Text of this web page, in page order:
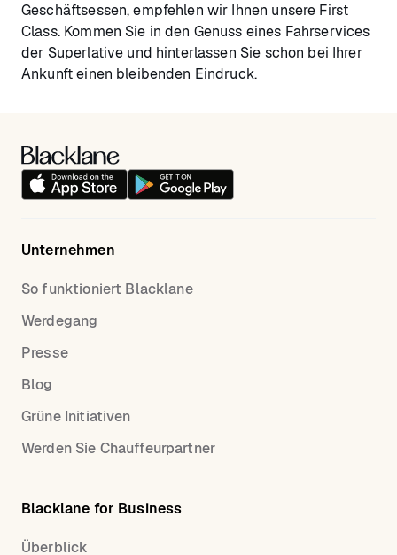
Geschäftsessen, empfehlen wir Ihnen unsere First
Class. Kommen Sie in den Genuss eines Fahrservices
der Superlative und hinterlassen Sie schon bei Ihrer
Ankunft einen bleibenden Eindruck.
Unternehmen
So funktioniert Blacklane
Werdegang
Presse
Blog
Grüne Initiativen
Werden Sie Chauffeurpartner
Blacklane for Business
Überblick